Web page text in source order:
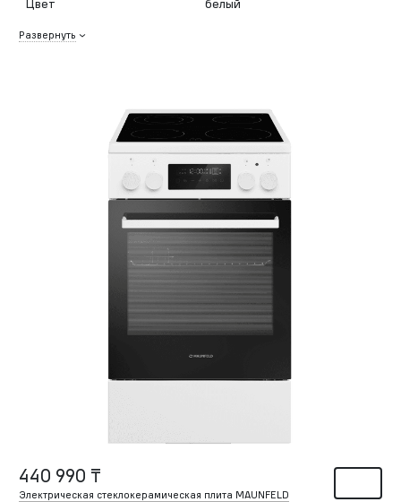
Цвет
белый
Развернуть
440 990 ₸
Электрическая стеклокерамическая плита MAUNFELD